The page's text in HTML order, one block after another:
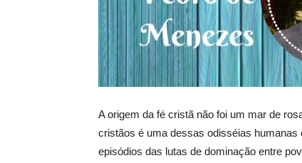
A origem da fé cristã não foi um mar de
cristãos é uma dessas odisséias
episódios das lutas de dominação entre